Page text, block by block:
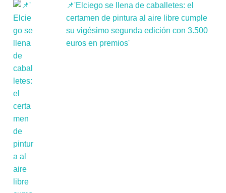
📌'Elciego se llena de caballetes: el
certamen de pintura al aire libre cumple
su vigésimo segunda edición con 3.500
euros en premios'